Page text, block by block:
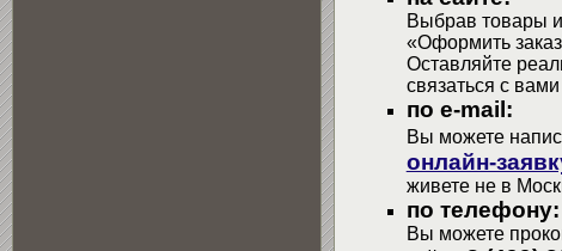
Выбрав товары
«Оформить
Оставляйте
связаться с
по e-mail:
Вы можете
онлайн-
живете не в
по телефону:
Вы можете